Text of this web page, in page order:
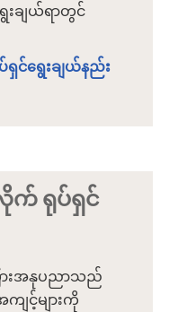
းချယ်ရာတွင်
ရွေးချယ်နည်း
က် ရုပ်ရှင်
ားအနုပညာသည်
ျင့်များကို